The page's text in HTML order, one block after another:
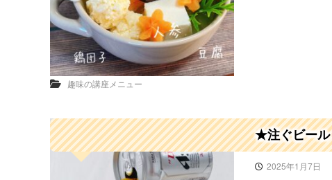
趣味の講座メニュー
★注ぐビール
2025年1月7日